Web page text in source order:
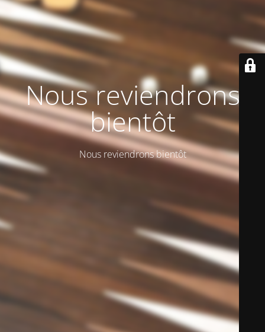
Nous reviendrons
bientôt
Nous reviendrons bientôt